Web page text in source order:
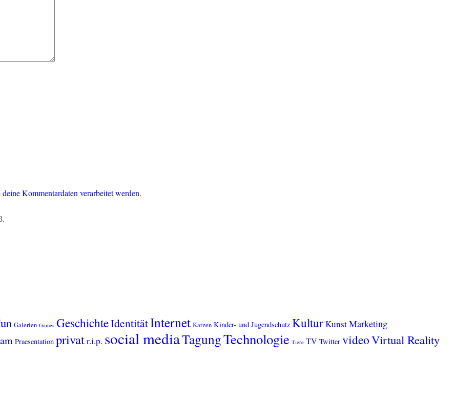
Kommentardaten verarbeitet werden.
Galerien Games GeschichteIdentitätInternet Katzen Kinder- und Jugendschutz KulturKunstMarketing
Praesentation privatr.i.p. social mediaTagungTechnologie Tiere TV Twitter videoVirtual Reality